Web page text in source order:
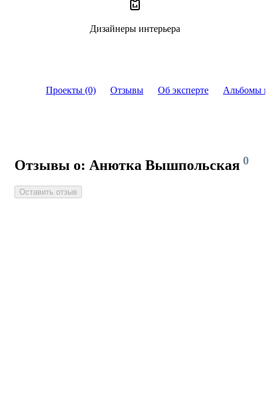
Проекты (0) Отзывы Об эксперте Альбомы
Отзывы о: Анютка Вышпольская 0
Оставить отзыв
Дизайнеры интерьера